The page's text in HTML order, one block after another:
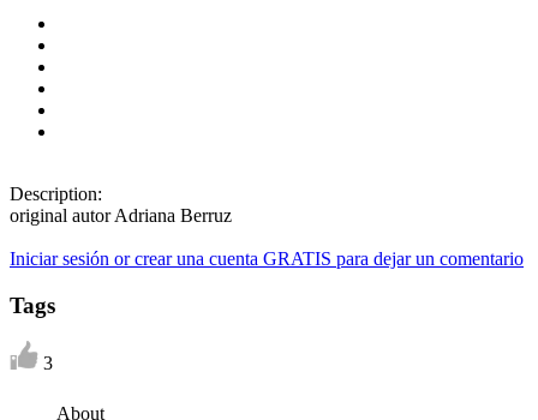
Description:
original autor Adriana Berruz
Iniciar sesión or crear una cuenta GRATIS para dejar un comentario
Tags
3
About